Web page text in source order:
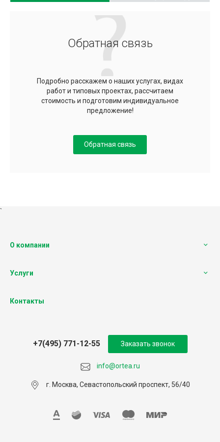
Обратная связь
Подробно расскажем о наших услугах, видах
работ и типовых проектах, рассчитаем
стоимость и подготовим индивидуальное
предложение!
Обратная связь
`
О компании
Услуги
Контакты
info@ortea.ru
+7(495) 771-12-55
г. Москва, Севастопольский проспект, 56/40
Заказать звонок